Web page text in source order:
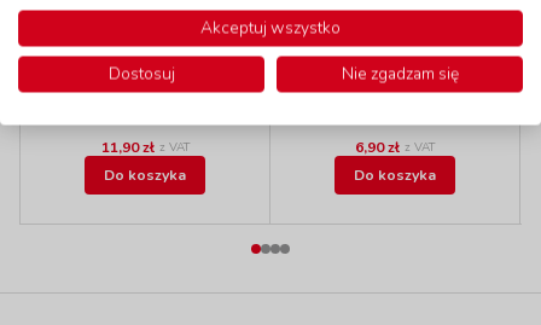
Naklejki żywiczne -
kod: FL16201
DostępnośćW magazynie
do 7 dni
11,90 zł z VAT
Do koszyka
DostępnośćW magazynie
3 szt.
do 5 dni
6,90 zł z VAT
Do koszyka
Akceptuj wszystko
Dostosuj
Nie zgadzam się